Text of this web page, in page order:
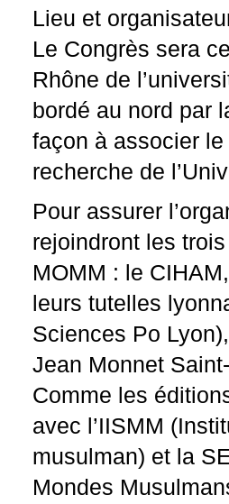
Lieu et
Le Congrès sera
Rhône de
bordé au nord par
façon à associer le
recherche de
Pour assurer
rejoindront les
MOMM : le CIHAM
leurs tutelles
Sciences Po
Jean Monnet
Comme les
avec l’IISMM
musulman) et la
Mondes